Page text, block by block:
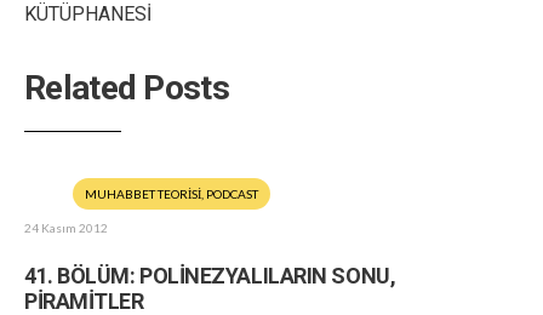
KÜTÜPHANESİ
Related Posts
MUHABBET TEORİSİ PODCAST
24 Kasım 2012
41. BÖLÜM: POLİNEZYALILARIN SONU,
PİRAMİTLER